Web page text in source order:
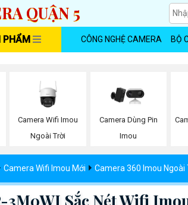
QUẬN 5
PHẨM CÔNG NGHỆ CAMERA BỘ
Camera Wifi Imou
Ngoài Trời
Camera Dùng Pin
Imou
Camera Wifi Imou Mới Camera 360 Imou Ngoài
3M0WJ Sắc Nét Wifi